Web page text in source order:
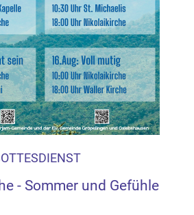
- Sommer und Gefühle